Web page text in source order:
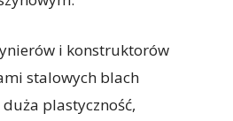
i konstruktorów
stalowych blach
plastyczność,